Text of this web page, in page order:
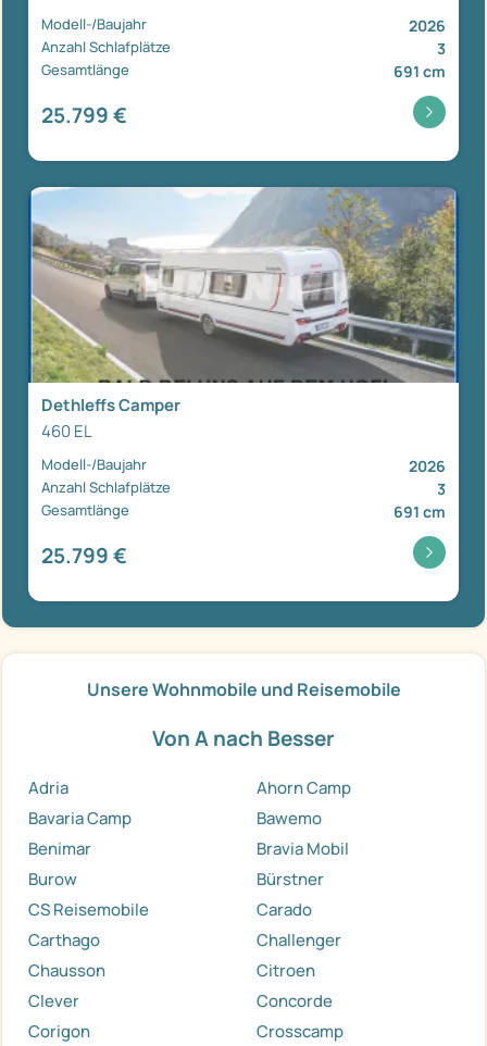
Modell-/Baujahr 2026
Anzahl Schlafplätze 3
Gesamtlänge 691 cm
25.799 €
Dethleffs Camper
460 EL
Modell-/Baujahr 2026
Anzahl Schlafplätze 3
Gesamtlänge 691 cm
25.799 €
Unsere Wohnmobile und Reisemobile
Von A nach Besser
Adria
Ahorn Camp
Bavaria Camp
Bawemo
Benimar
Bravia Mobil
Burow
Bürstner
CS Reisemobile
Carado
Carthago
Challenger
Chausson
Citroen
Clever
Concorde
Corigon
Crosscamp